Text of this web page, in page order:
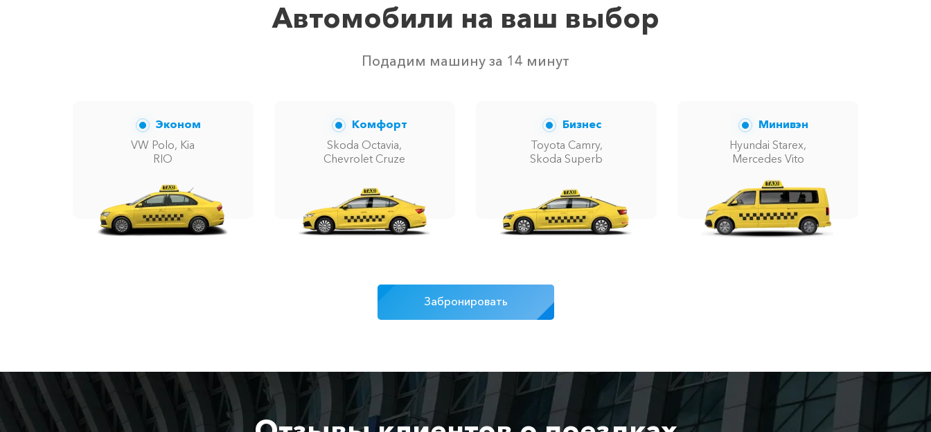
Автомобили на ваш выбор
Подадим машину за 14 минут
Эконом
VW Polo, Kia
RIO
Комфорт
Skoda Octavia,
Chevrolet Cruze
Бизнес
Toyota Camry,
Skoda Superb
Минивэн
Hyundai Starex,
Mercedes Vito
Забронировать